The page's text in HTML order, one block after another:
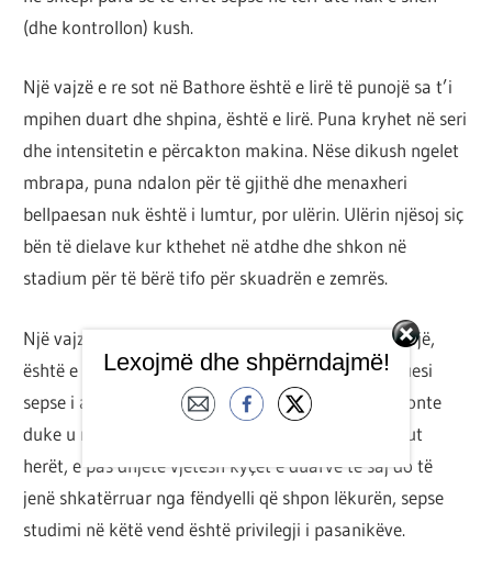
(dhe kontrollon) kush.
Një vajzë e re sot në Bathore është e lirë të punojë sa t’i
mpihen duart dhe shpina, është e lirë. Puna kryhet në seri
dhe intensitetin e përcakton makina. Nëse dikush ngelet
mbrapa, puna ndalon për të gjithë dhe menaxheri
bellpaesan nuk është i lumtur, por ulërin. Ulërin njësoj siç
bën të dielave kur kthehet në atdhe dhe shkon në
stadium për të bërë tifo për skuadrën e zemrës.
Një vajzë e re sot në Bathore është e lirë të ëndërrojë,
është e lirë. Ajo do të donte të shkollohej për mësuesi
sepse i adhuron fëmijët, dhe jetën do donte ta kalonte
duke u mësuar atyre poema. Por kjo ëndërr u këput
herët, e pas dhjetë vjetësh kyçet e duarve të saj do të
jenë shkatërruar nga fëndyelli që shpon lëkurën, sepse
studimi në këtë vend është privilegji i pasanikëve.
Lexojmë dhe shpërndajmë!